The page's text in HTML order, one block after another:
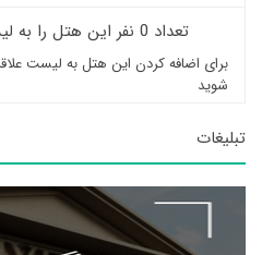
تعداد 0 نفر این هتل را به لیست خود اضافه کرده‌اند
برای اضافه کردن این هتل به لیست
شوید
تبلیغات